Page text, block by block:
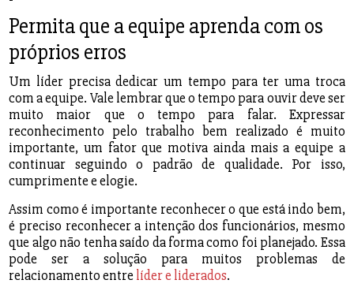
Permita que a equipe aprenda com os
próprios erros
Um líder precisa dedicar um tempo para ter uma troca
com a equipe. Vale lembrar que o tempo para ouvir deve ser
muito maior que o tempo para falar. Expressar
reconhecimento pelo trabalho bem realizado é muito
importante, um fator que motiva ainda mais a equipe a
continuar seguindo o padrão de qualidade. Por isso,
cumprimente e elogie.
Assim como é importante reconhecer o que está indo bem,
é preciso reconhecer a intenção dos funcionários, mesmo
que algo não tenha saído da forma como foi planejado. Essa
pode ser a solução para muitos problemas de
relacionamento entre líder e liderados.